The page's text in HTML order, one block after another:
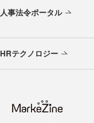
人事法令ポータル
HRテクノロジー